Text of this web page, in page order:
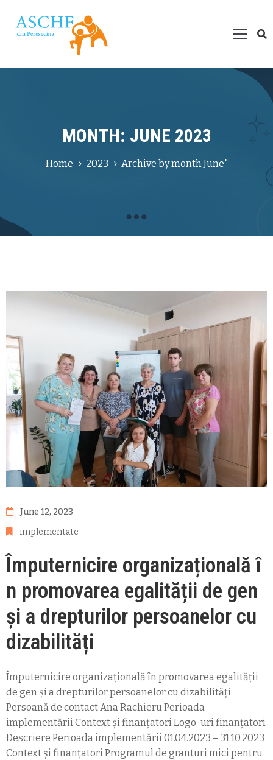
MONTH: JUNE 2023
Home 2023 Archive by month June"
June 12, 2023
implementate
Împuternicire organizațională î
n promovarea egalității de gen
și a drepturilor persoanelor cu
dizabilități
Împuternicire organizațională în promovarea egalității
de gen și a drepturilor persoanelor cu dizabilități
Persoană de contact Ana Rachieru Perioada
implementării Context și finanțatori Logo-uri finanțatori
Descriere Perioada implementării 01.04.2023 – 31.10.2023
Context și finanțatori Programul de granturi mici pentru